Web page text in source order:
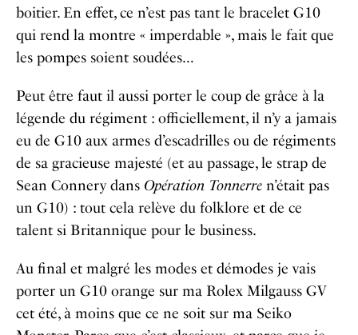
boitier. En effet, ce n’est pas tant le bracelet G10
qui rend la montre « imperdable », mais le fait que
les pompes soient soudées…
Peut être faut il aussi porter le coup de grâce à la
légende du régiment : officiellement, il n’y a jamais
eu de G10 aux armes d’escadrilles ou de régiments
de sa gracieuse majesté (et au passage, le strap de
Sean Connery dans Opération Tonnerre n’était pas
un G10) : tout cela relève du folklore et de ce
talent si Britannique pour le business.
Au final et malgré les modes et démodes je vais
porter un G10 orange sur ma Rolex Milgauss GV
cet été, à moins que ce ne soit sur ma Seiko